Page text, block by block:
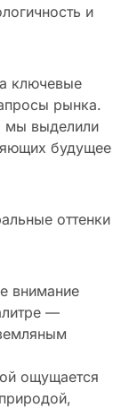
и
ключевые
рынка.
мы выделили
будущее
оттенки
внимание
—
ощущается